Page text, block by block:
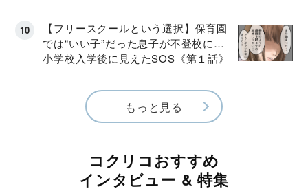
【フリースクールという選択】保育園
では“いい子”だった息子が不登校に…
小学校入学後に見えたSOS《第１話》
もっと見る
コクリコおすすめ
インタビュー & 特集